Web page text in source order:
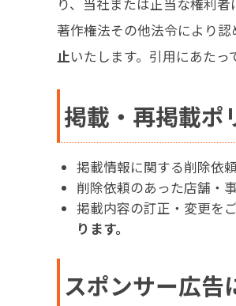
り、当社または正当な権利者
著作権法その他法令により認
止いたします。引用にあたっ
掲載・再掲載ポ
掲載情報に関する削除依
削除依頼のあった店舗・
掲載内容の訂正・変更を
ります。
スポンサー広告